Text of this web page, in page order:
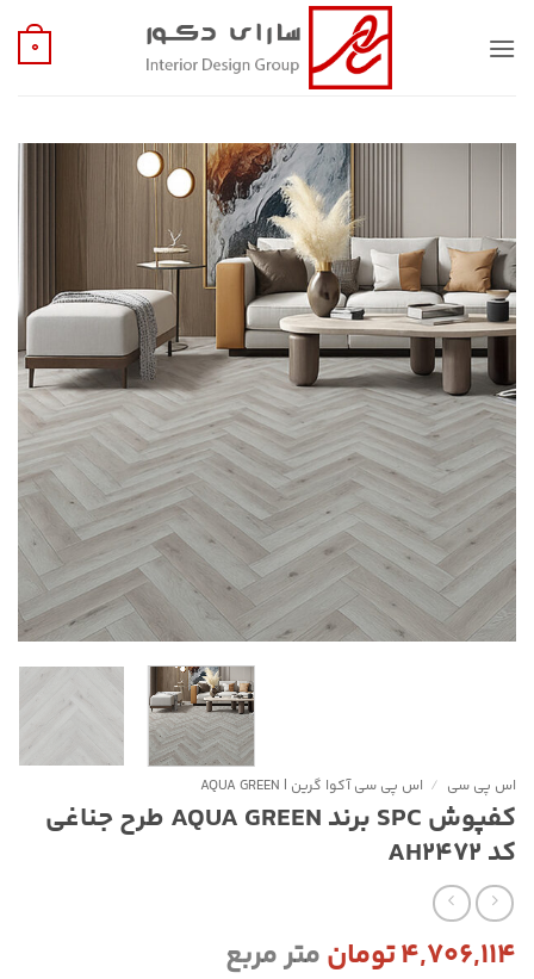
0
اس پی سی / اس پی سی آکوا گرین | AQUA GREEN
کفپوش SPC برند AQUA GREEN طرح جناغی
کد AH2472
۴,۷۰۶,۱۱۴تومانمتر مربع